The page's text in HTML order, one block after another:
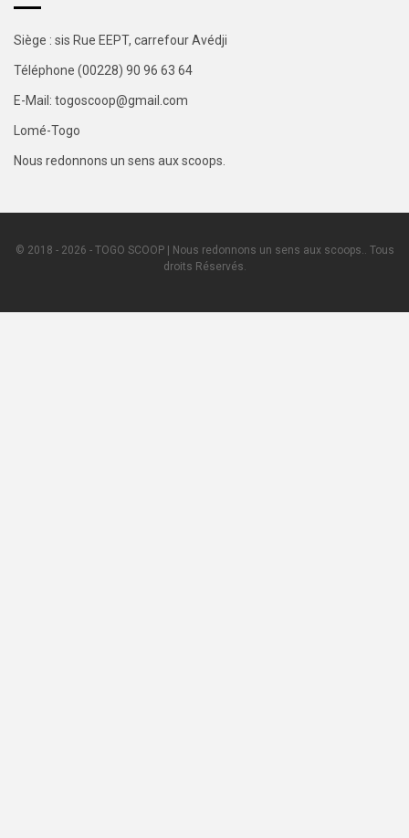
Siège : sis Rue EEPT, carrefour Avédji
Téléphone (00228) 90 96 63 64
E-Mail: togoscoop@gmail.com
Lomé-Togo
Nous redonnons un sens aux scoops.
© 2018 - 2026 - TOGO SCOOP | Nous redonnons un sens aux scoops.. Tous
droits Réservés.